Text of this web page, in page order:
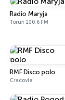
Radio Maryja
Toruń 100.6 FM
RMF Disco polo
Cracovia